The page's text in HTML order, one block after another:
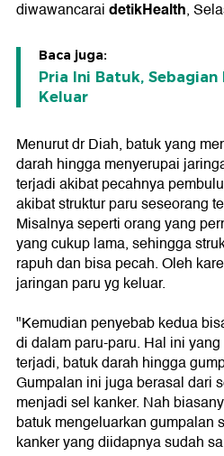
diwawancaraidetikHealth,
Baca juga:
Pria Ini Batuk,
Keluar
Menurut dr Diah, batuk yang
darah hingga menyerupai
terjadi akibat pecahnya
akibat struktur paru seseorang
Misalnya seperti orang yang
yang cukup lama, sehingga
rapuh dan bisa pecah. Oleh
jaringan paru yg keluar.
"Kemudian penyebab kedua
di dalam paru-paru. Hal ini
terjadi, batuk darah hingga
Gumpalan ini juga berasal dari
menjadi sel kanker. Nah
batuk mengeluarkan gumpalan
kanker yang diidapnya sudah